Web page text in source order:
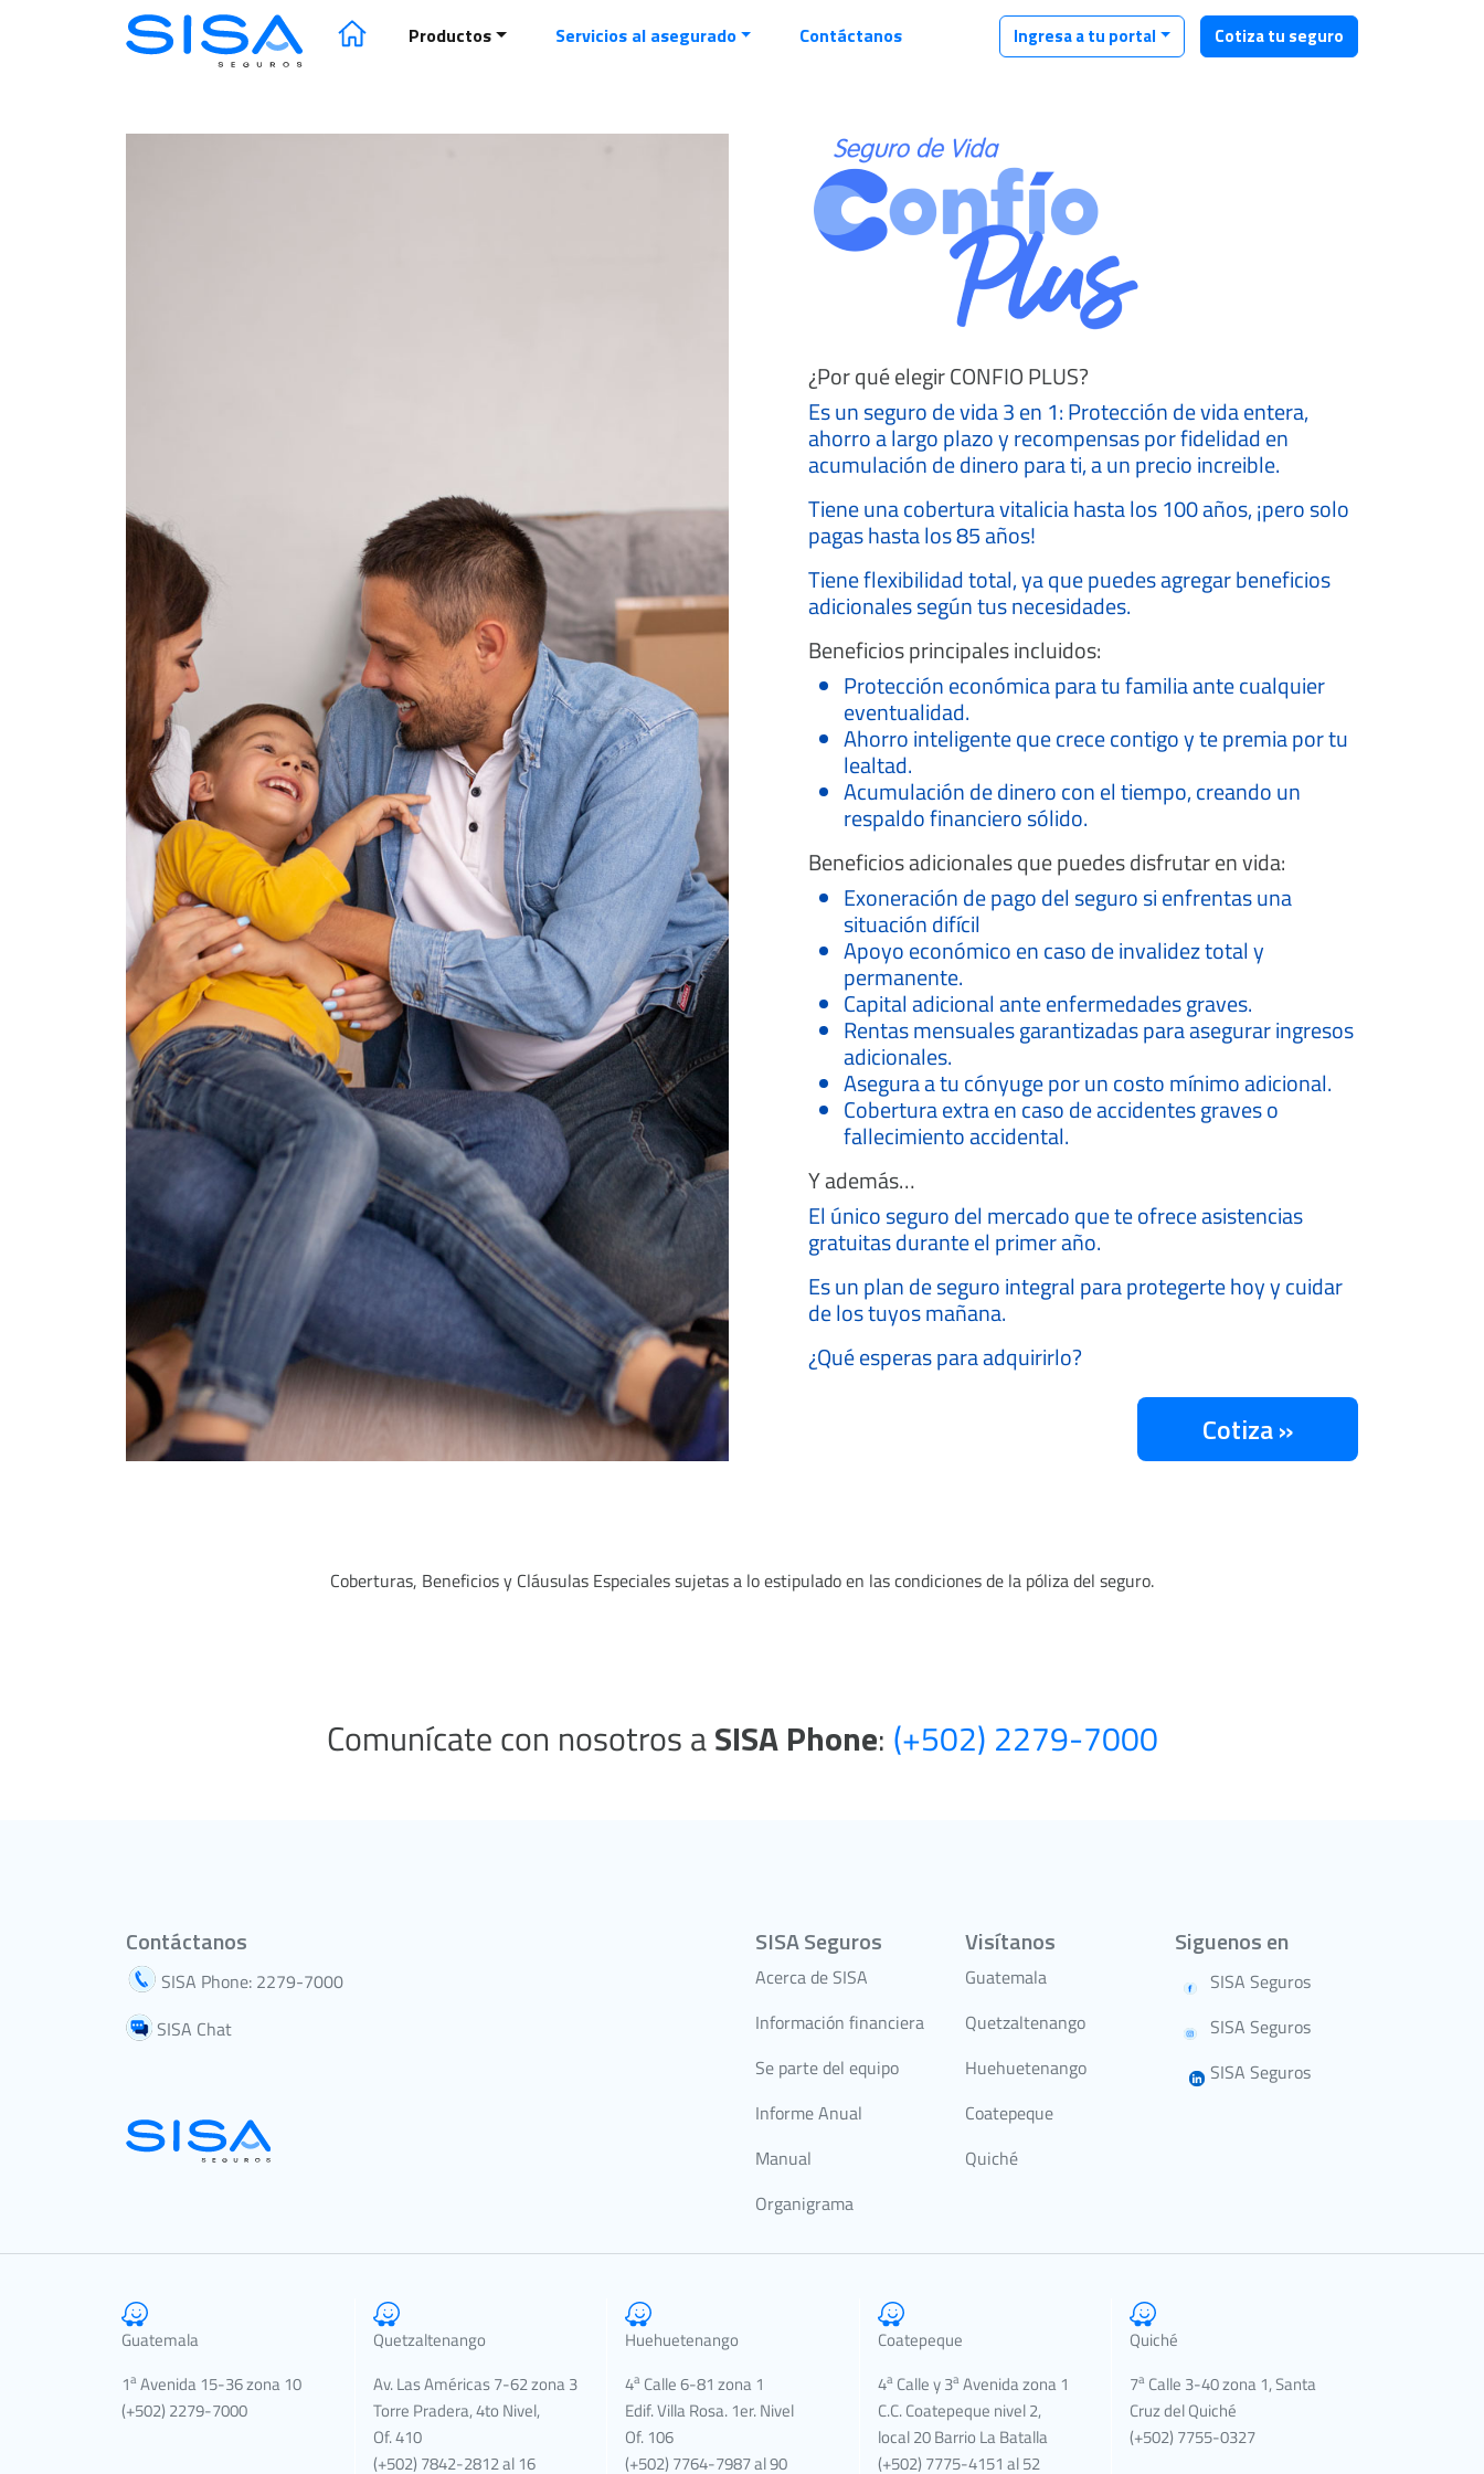
SISA Seguros | Seguro para toda la vida
Productos Servicios al asegurado Contáctanos Ingresa a tu portal Cotiza tu seguro
¿Por qué elegir CONFIO PLUS?
Es un seguro de vida 3 en 1: Protección de vida entera,
ahorro a largo plazo y recompensas por fidelidad en
acumulación de dinero para ti, a un precio increible.
Tiene una cobertura vitalicia hasta los 100 años, ¡pero solo
pagas hasta los 85 años!
Tiene flexibilidad total, ya que puedes agregar beneficios
adicionales según tus necesidades.
Beneficios principales incluidos:
Protección económica para tu familia ante cualquier
eventualidad.
Ahorro inteligente que crece contigo y te premia por tu
lealtad.
Acumulación de dinero con el tiempo, creando un
respaldo financiero sólido.
Beneficios adicionales que puedes disfrutar en vida:
Exoneración de pago del seguro si enfrentas una
situación difícil
Apoyo económico en caso de invalidez total y
permanente.
Capital adicional ante enfermedades graves.
Rentas mensuales garantizadas para asegurar ingresos
adicionales.
Asegura a tu cónyuge por un costo mínimo adicional.
Cobertura extra en caso de accidentes graves o
fallecimiento accidental.
Y además…
El único seguro del mercado que te ofrece asistencias
gratuitas durante el primer año.
Es un plan de seguro integral para protegerte hoy y cuidar
de los tuyos mañana.
¿Qué esperas para adquirirlo?
Cotiza »
Coberturas, Beneficios y Cláusulas Especiales sujetas a lo estipulado en las condiciones de la póliza del seguro.
Comunícate con nosotros aSISA Phone: (+502) 2279-7000
Contáctanos
SISA Phone: 2279-7000
SISA Chat
SISA Seguros
Acerca de SISA
Información financiera
Se parte del equipo
Informe Anual
Manual
Organigrama
Visítanos
Guatemala
Quetzaltenango
Huehuetenango
Coatepeque
Quiché
Siguenos en
SISA Seguros
SISA Seguros
SISA Seguros
Guatemala
1aAvenida 15-36 zona 10
(+502) 2279-7000
Quetzaltenango
Av. Las Américas 7-62 zona 3
Torre Pradera, 4to Nivel,
Of. 410
(+502) 7842-2812 al 16
Huehuetenango
4a Calle 6-81 zona 1
Edif. Villa Rosa. 1er. Nivel
Of. 106
(+502) 7764-7987 al 90
Coatepeque
4aCalle y 3aAvenida zona 1
C.C. Coatepeque nivel 2,
local 20 Barrio La Batalla
(+502) 7775-4151 al 52
Quiché
7aCalle 3-40 zona 1, Santa
Cruz del Quiché
(+502) 7755-0327